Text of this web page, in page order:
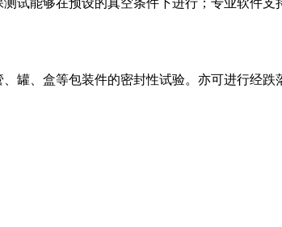
罐、盒等包装件的密封性试验。亦可进行经